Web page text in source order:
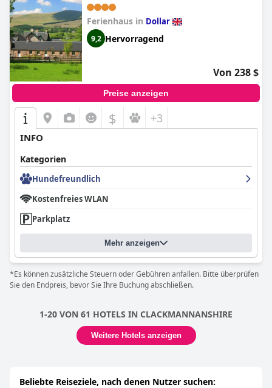
Ferienhaus in Dollar
9,2 Hervorragend
Von 238 $
Preise anzeigen
$ +3
INFO
Kategorien
Hundefreundlich
Kostenfreies WLAN
Parkplatz
Mehr anzeigen
*Es können zusätzliche Steuern oder Gebühren anfallen. Bitte überprüfen
Sie den Endpreis, bevor Sie Ihre Buchung abschließen.
1-20 VON 61 HOTELS IN CLACKMANNANSHIRE
Weitere Hotels anzeigen
Beliebte Reiseziele, nach denen Nutzer suchen: